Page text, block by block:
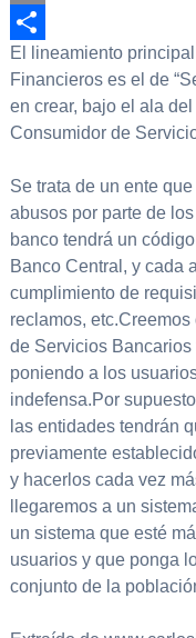
Email
Compartir
El lineamiento
Financieros es el de
en crear, bajo el ala
Consumidor de
Se trata de un ente
abusos por parte de
banco tendrá un
Banco Central, y cada
cumplimiento de
reclamos,
de Servicios
poniendo a los
indefensa.Por
las entidades tendrán
previamente
y hacerlos cada vez
llegaremos a un
un sistema que esté
usuarios y que ponga
conjunto de la